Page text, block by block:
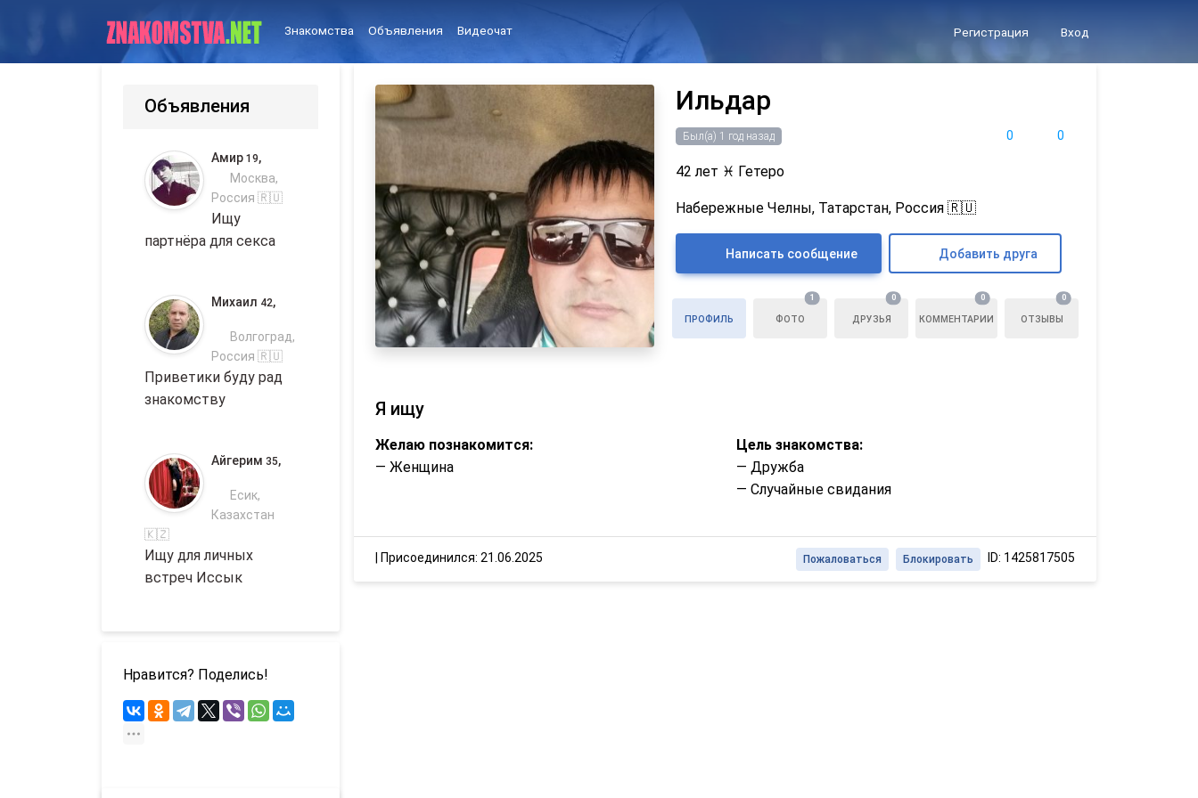
Знакомства Объявления Видеочат Регистрация Вход
Ильдар
0 0
Был(а) 1 год назад
42 лет ♓ Гетеро
Набережные Челны, Татарстан, Россия 🇷🇺
Написать сообщение Добавить друга
ПРОФИЛЬ ФОТО
1
ДРУЗЬЯ
0
КОММЕНТАРИИ
0
ОТЗЫВЫ
0
Я ищу
Желаю познакомится:
— Женщина
Цель знакомства:
— Дружба
— Случайные свидания
Присоединился: 21.06.2025 ID: 1425817505
Блокировать
Пожаловаться
Объявления
Амир 19,
Москва,
Россия 🇷🇺
Ищу
партнёра для секса
Михаил 42,
Волгоград,
Россия 🇷🇺
Приветики буду рад
знакомству
Айгерим 35,
Есик,
Казахстан
🇰🇿
Ищу для личных
встреч Иссык
Нравится? Поделись!